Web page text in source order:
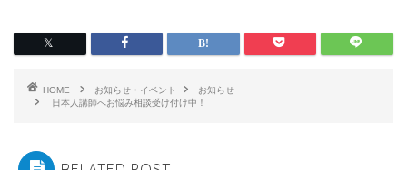
HOME お知らせ・イベント
お知らせ
日本人講師へお悩み相談受け付け中！